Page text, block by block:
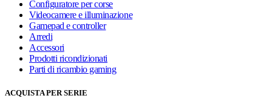
Configuratore per corse
Videocamere e illuminazione
Gamepad e controller
Arredi
Accessori
Prodotti ricondizionati
Parti di ricambio gaming
ACQUISTA PER SERIE